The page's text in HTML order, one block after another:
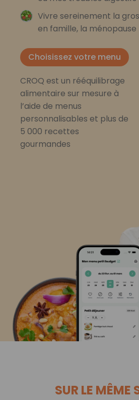
Vivre sereinement la
en famille, la ménopause
Choisissez votre menu
CROQ est un rééquilibrage
alimentaire sur mesure à
l’aide de menus
personnalisables et plus de
5 000 recettes
gourmandes
SUR LE MÊME